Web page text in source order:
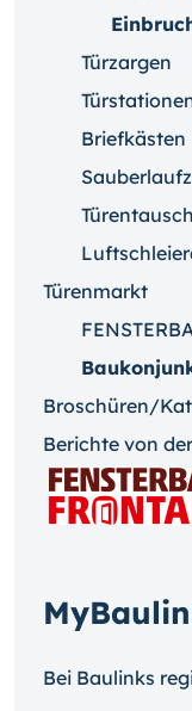
Türzargen
Briefkästen
Türentausch
Türenmarkt
Broschüren/
Berichte von
Bei Baulinks